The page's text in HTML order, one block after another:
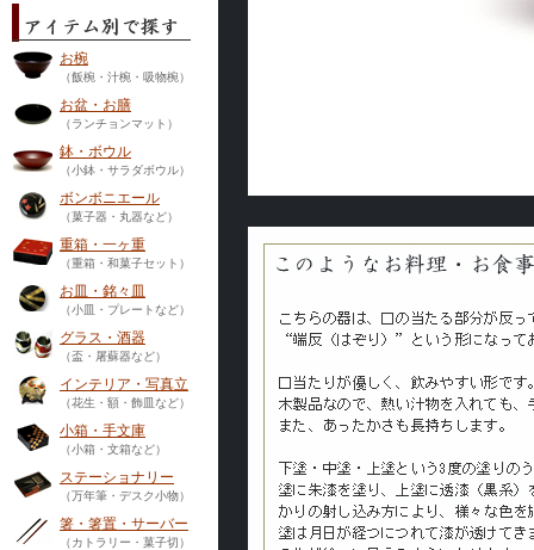
お椀
（飯椀・汁椀・吸物椀）
お盆・お膳
（ランチョンマット）
鉢・ボウル
（小鉢・サラダボウル）
ボンボニエール
（菓子器・丸器など）
重箱・一ヶ重
（重箱・和菓子セット）
お皿・銘々皿
（小皿・プレートなど）
グラス・酒器
（盃・屠蘇器など）
インテリア・写真立
（花生・額・飾皿など）
小箱・手文庫
（小箱・文箱など）
ステーショナリー
（万年筆・デスク小物）
箸・箸置・サーバー
（カトラリー・菓子切）